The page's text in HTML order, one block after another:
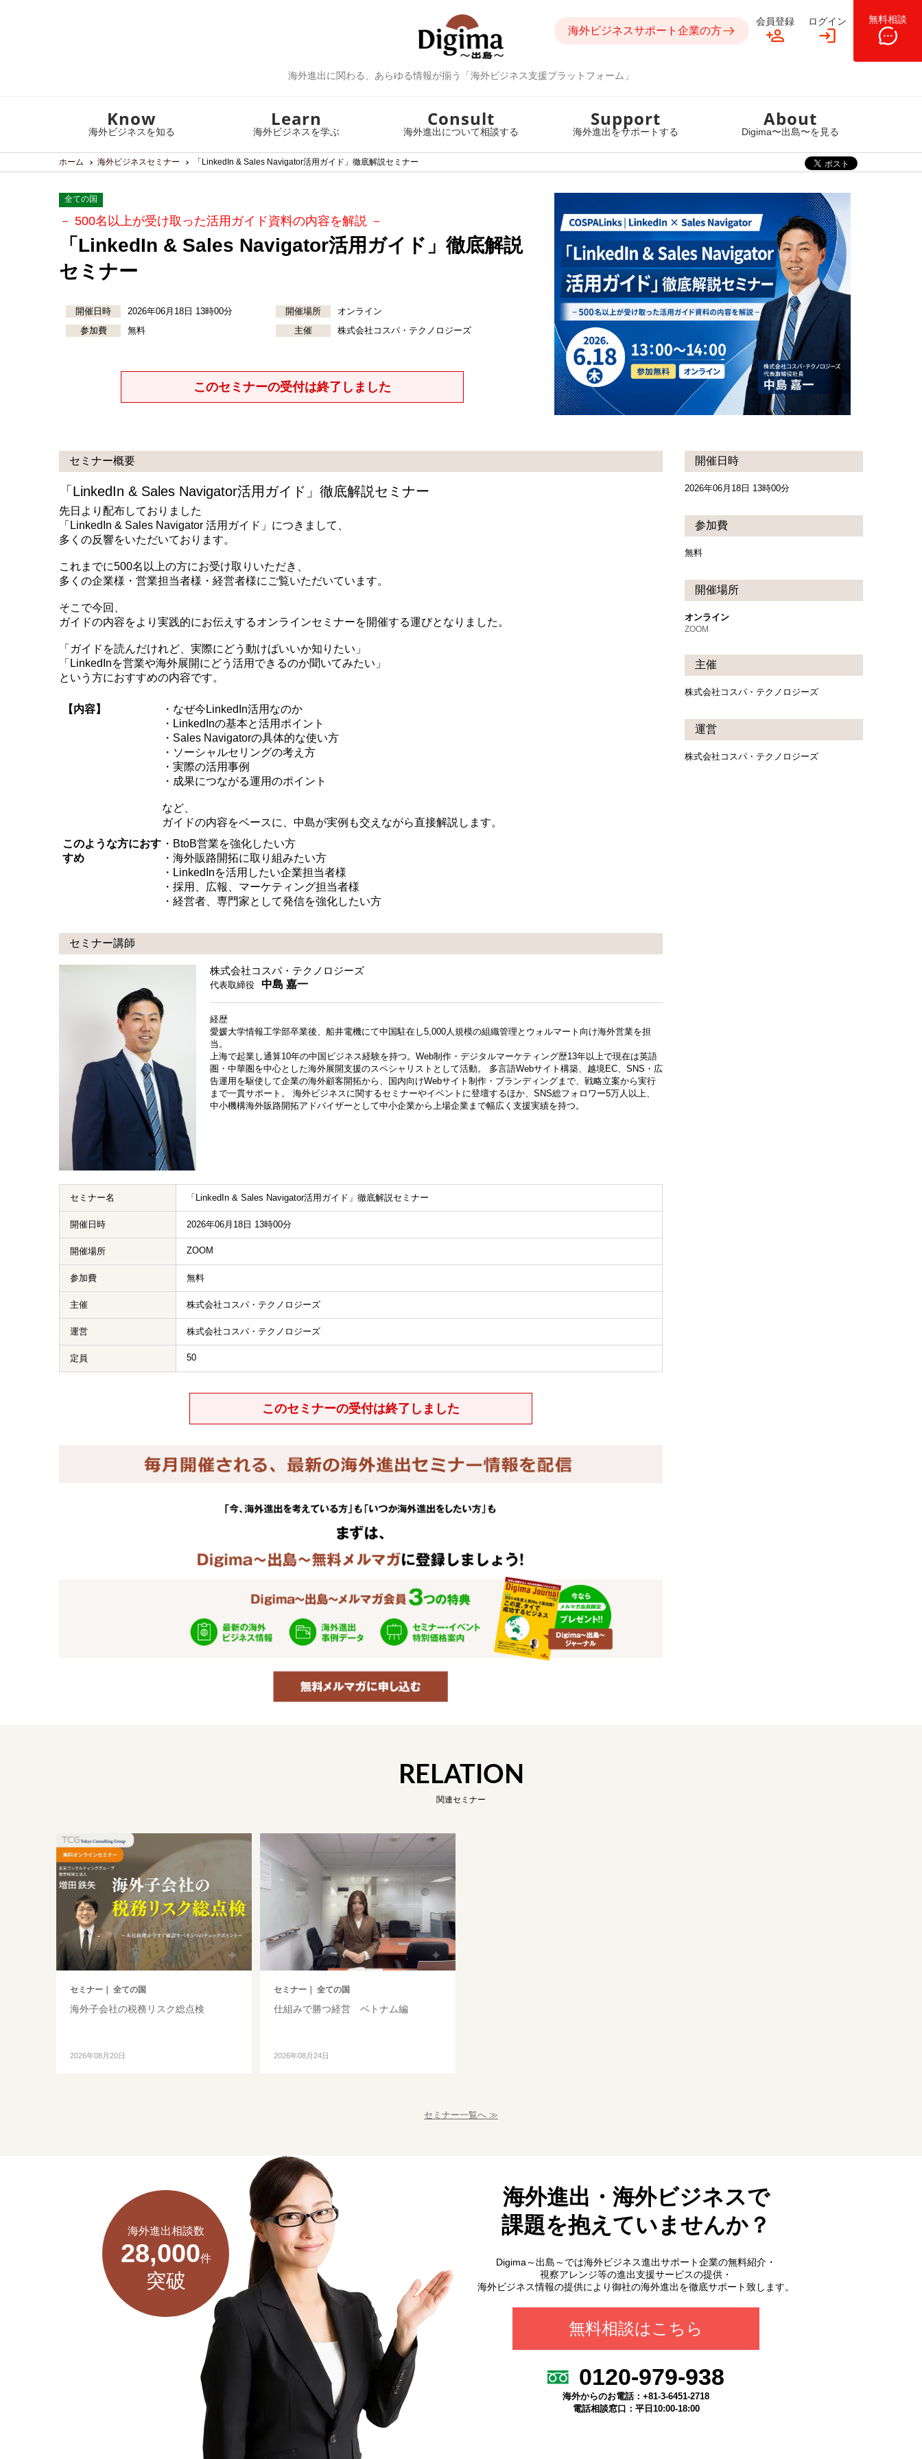
海外進出に関わる、あらゆる情報が揃う「海外ビジネス支援プラットフォーム」
海外ビジネスサポート企業の方
会員登録 ログイン 無料相談
Know
海外ビジネスを知る
Learn
海外ビジネスを学ぶ
Consult
海外進出について相談する
Support
海外進出をサポートする
About
Digima〜出島〜を見る
ホーム 海外ビジネスセミナー 「LinkedIn & Sales Navigator活用ガイド」徹底解説セミナー
全ての国
－ 500名以上が受け取った活用ガイド資料の内容を解説 －
「LinkedIn & Sales Navigator活用ガイド」徹底解説
セミナー
開催日時 2026年06月18日 13時00分 開催場所
オンライン
参加費
無料 主催 株式会社コスパ・テクノロジーズ
このセミナーの受付は終了しました
セミナー概要
「LinkedIn & Sales Navigator活用ガイド」徹底解説セミナー
先日より配布しておりました
「LinkedIn & Sales Navigator 活用ガイド」につきまして、
多くの反響をいただいております。
これまでに500名以上の方にお受け取りいただき、
多くの企業様・営業担当者様・経営者様にご覧いただいています。
そこで今回、
ガイドの内容をより実践的にお伝えするオンラインセミナーを開催する運びとなりました。
「ガイドを読んだけれど、実際にどう動けばいいか知りたい」
「LinkedInを営業や海外展開にどう活用できるのか聞いてみたい」
という方におすすめの内容です。
【内容】
・なぜ今LinkedIn活用なのか
・LinkedInの基本と活用ポイント
・Sales Navigatorの具体的な使い方
・ソーシャルセリングの考え方
・実際の活用事例
・成果につながる運用のポイント
など、
ガイドの内容をベースに、中島が実例も交えながら直接解説します。
このような方におす
すめ
・BtoB営業を強化したい方
・海外販路開拓に取り組みたい方
・LinkedInを活用したい企業担当者様
・採用、広報、マーケティング担当者様
・経営者、専門家として発信を強化したい方
セミナー講師
株式会社コスパ・テクノロジーズ
代表取締役 中島 嘉一
経歴
愛媛大学情報工学部卒業後、船井電機にて中国駐在し5,000人規模の組織管理とウォルマート向け海外営業を担
当。
上海で起業し通算10年の中国ビジネス経験を持つ。Web制作・デジタルマーケティング歴13年以上で現在は英語
圏・中華圏を中心とした海外展開支援のスペシャリストとして活動。 多言語Webサイト構築、越境EC、SNS・広
告運用を駆使して企業の海外顧客開拓から、国内向けWebサイト制作・ブランディングまで、戦略立案から実行
まで一貫サポート。 海外ビジネスに関するセミナーやイベントに登壇するほか、SNS総フォロワー5万人以上、
中小機構海外販路開拓アドバイザーとして中小企業から上場企業まで幅広く支援実績を持つ。
セミナー名 「LinkedIn & Sales Navigator活用ガイド」徹底解説セミナー
開催日時 2026年06月18日 13時00分
開催場所 ZOOM
参加費 無料
主催 株式会社コスパ・テクノロジーズ
運営 株式会社コスパ・テクノロジーズ
定員 50
このセミナーの受付は終了しました
開催日時
2026年06月18日 13時00分
参加費
無料
開催場所
オンライン
ZOOM
主催
株式会社コスパ・テクノロジーズ
運営
株式会社コスパ・テクノロジーズ
RELATION
関連セミナー
セミナー｜ 全ての国
海外子会社の税務リスク総点検
2026年08月20日
セミナー｜ 全ての国
仕組みで勝つ経営 ベトナム編
2026年08月24日
セミナー一覧へ ≫
海外進出・海外ビジネスで
課題を抱えていませんか？
Digima～出島～では海外ビジネス進出サポート企業の無料紹介・
視察アレンジ等の進出支援サービスの提供・
海外ビジネス情報の提供により御社の海外進出を徹底サポート致します。
無料相談はこちら
0120-979-938
海外からのお電話：+81-3-6451-2718
電話相談窓口：平日10:00-18:00
海外進出相談数
28,000件
突破